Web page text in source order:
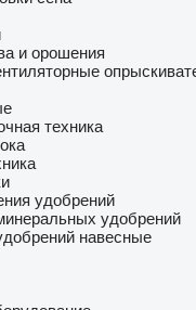
и орошения
техника
удобрений
удобрений
навесные